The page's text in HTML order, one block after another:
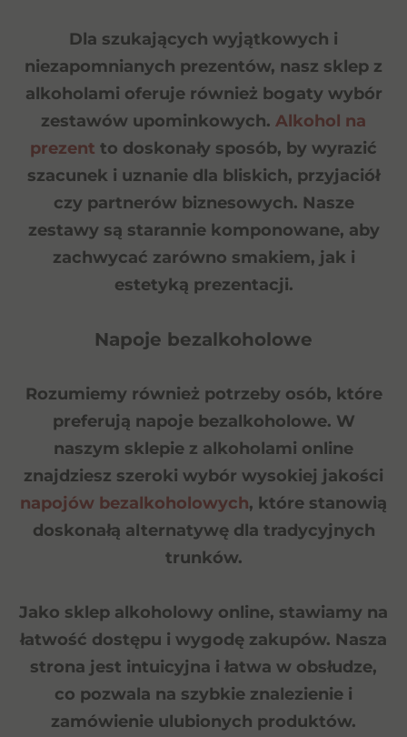
Dla szukających wyjątkowych i
niezapomnianych prezentów, nasz sklep z
alkoholami oferuje również bogaty wybór
zestawów upominkowych. Alkohol na
prezent to doskonały sposób, by wyrazić
szacunek i uznanie dla bliskich, przyjaciół
czy partnerów biznesowych. Nasze
zestawy są starannie komponowane, aby
zachwycać zarówno smakiem, jak i
estetyką prezentacji.
Napoje bezalkoholowe
Rozumiemy również potrzeby osób, które
preferują napoje bezalkoholowe. W
naszym sklepie z alkoholami online
znajdziesz szeroki wybór wysokiej jakości
napojów bezalkoholowych, które stanowią
doskonałą alternatywę dla tradycyjnych
trunków.
Jako sklep alkoholowy online, stawiamy na
łatwość dostępu i wygodę zakupów. Nasza
strona jest intuicyjna i łatwa w obsłudze,
co pozwala na szybkie znalezienie i
zamówienie ulubionych produktów.